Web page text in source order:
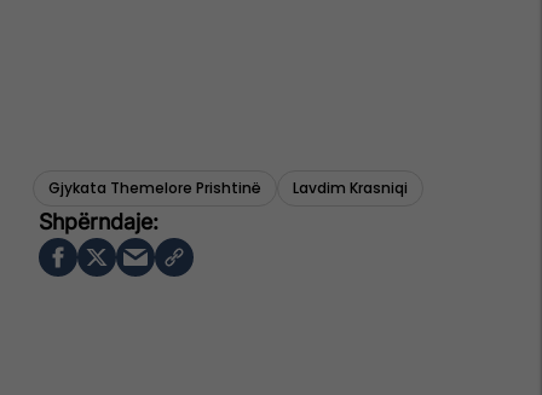
Gjykata Themelore Prishtinë Lavdim Krasniqi